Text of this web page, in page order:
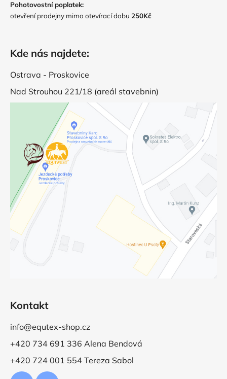
Pohotovostní poplatek:
otevření prodejny mimo otevírací dobu 250Kč
Kde nás najdete:
Ostrava - Proskovice
Nad Strouhou 221/18 (areál stavebnin)
Kontakt
info@equtex-shop.cz
+420 734 691 336 Alena Bendová
+420 724 001 554 Tereza Sabol